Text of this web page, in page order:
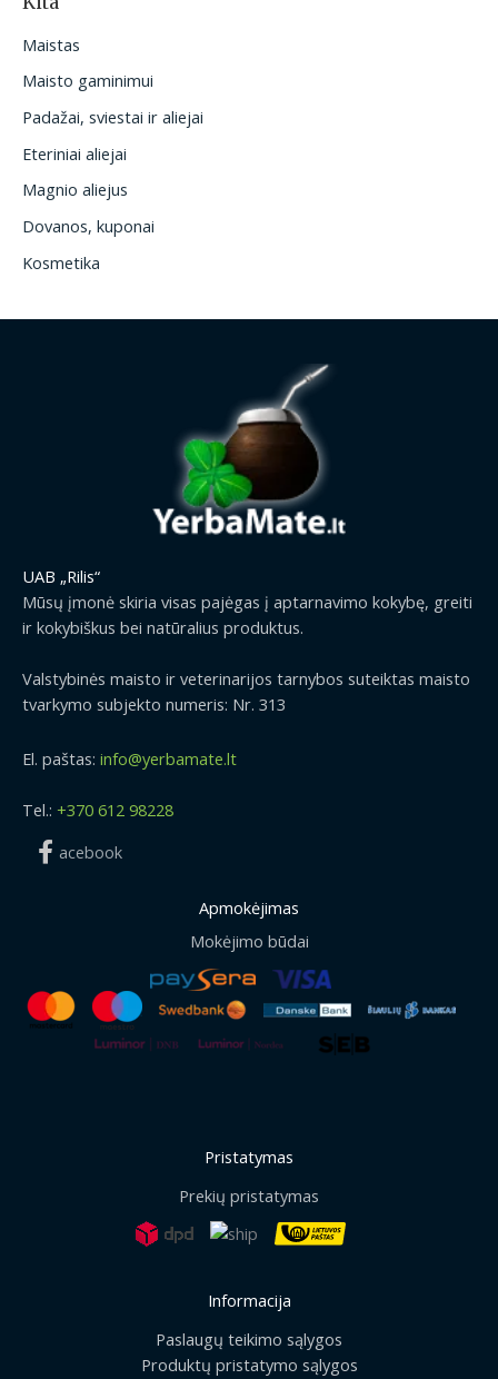
Maistas
Maisto gaminimui
Padažai, sviestai ir aliejai
Eteriniai aliejai
Magnio aliejus
Dovanos, kuponai
Kosmetika
UAB „Rilis“
Mūsų įmonė skiria visas pajėgas į aptarnavimo kokybę, greiti
ir kokybiškus bei natūralius produktus.
Valstybinės maisto ir veterinarijos tarnybos suteiktas maisto
tvarkymo subjekto numeris: Nr. 313
El. paštas: info@yerbamate.lt
Tel.: +370 612 98228
acebook
Apmokėjimas
Mokėjimo būdai
Pristatymas
Prekių pristatymas
Informacija
Paslaugų teikimo sąlygos
Produktų pristatymo sąlygos